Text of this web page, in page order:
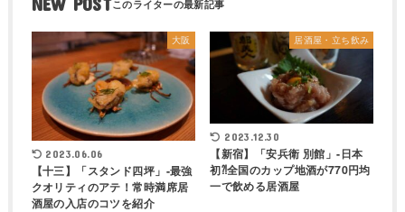
大阪
2023.06.06
【十三】「スタンド四坪」-最強
クオリティのアテ！常時満席居
酒屋の入店のコツを紹介
居酒屋・立ち飲み
2023.12.30
【新宿】「安兵衛 別館」-日本
初⁈全国のカップ地酒が770円均
一で飲める居酒屋